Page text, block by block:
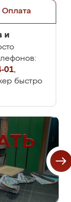
Оплата
и
01,
быстро